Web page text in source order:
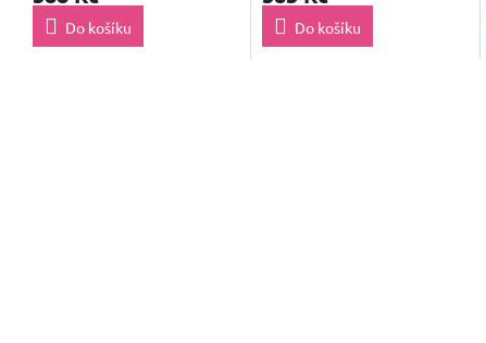
Do košíku Do košíku